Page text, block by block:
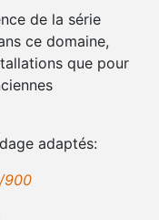
de la série
ce domaine,
que pour
adaptés:
900